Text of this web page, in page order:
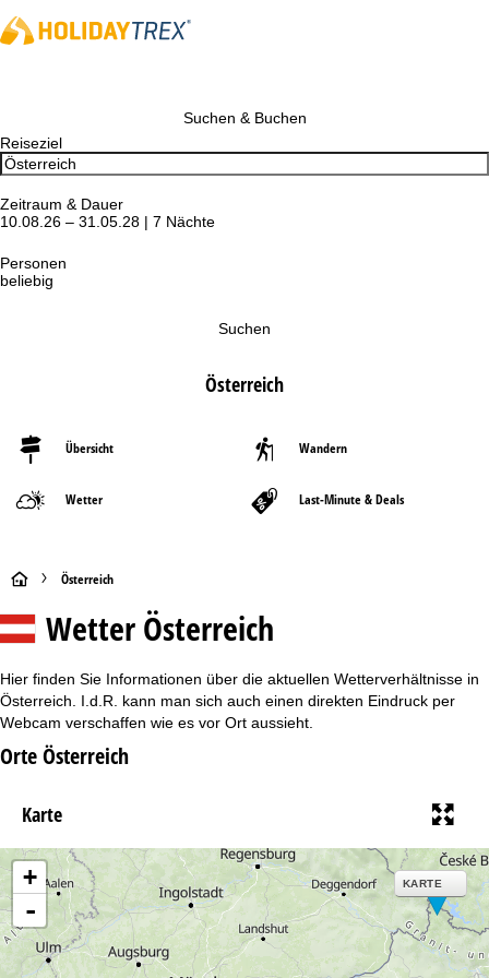
Suchen & Buchen
Reiseziel
Zeitraum & Dauer
10.08.26 – 31.05.28 | 7 Nächte
Personen
beliebig
Suchen
Österreich
Übersicht Wandern
Wetter Last-Minute & Deals
S
t
r
t
e
i
t
Österreich
Wetter Österreich
Hier finden Sie Informationen über die aktuellen Wetterverhältnisse in
Österreich. I.d.R. kann man sich auch einen direkten Eindruck per
Webcam verschaffen wie es vor Ort aussieht.
Orte Österreich
Karte
+
-
KARTE